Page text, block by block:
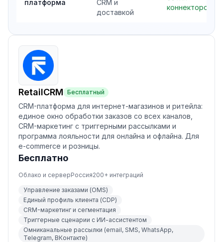
платформа
CRM и
доставкой
коннекторов
RetailCRM Бесплатный
CRM-платформа для интернет-магазинов и ритейла:
единое окно обработки заказов со всех каналов,
CRM-маркетинг с триггерными рассылками и
программа лояльности для онлайна и офлайна. Для
e-commerce и розницы.
Бесплатно
Облако и серверРоссия200+ интеграций
Управление заказами (OMS)
Единый профиль клиента (CDP)
CRM-маркетинг и сегментация
Триггерные сценарии с ИИ-ассистентом
Омниканальные рассылки (email, SMS, WhatsApp,
Telegram, ВКонтакте)